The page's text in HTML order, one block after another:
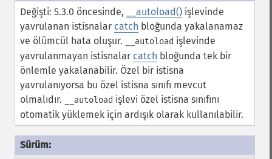
Değişti: 5.3.0 öncesinde, __autoload() işlevinde
yavrulanan istisnalar catch bloğunda yakalanamaz
ve ölümcül hata oluşur.
__autoload işlevinde
yavrulanmayan istisnalar catch bloğunda tek bir
önlemle yakalanabilir. Özel bir istisna
yavrulanıyorsa bu özel istisna sınıfı mevcut
olmalıdır.
__autoload işlevi özel istisna sınıfını
otomatik yüklemek için ardışık olarak kullanılabilir.